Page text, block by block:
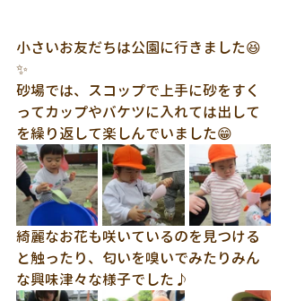
小さいお友だちは公園に行きました😆
✨
砂場では、スコップで上手に砂をすく
ってカップやバケツに入れては出して
を繰り返して楽しんでいました😁
綺麗なお花も咲いているのを見つける
と触ったり、匂いを嗅いでみたりみん
な興味津々な様子でした♪